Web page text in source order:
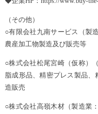
（その他）
○有限会社九南サービス（製
農産加工物製造及び販売等
○株式会社松尾宮崎（仮称
脂成形品、精密プレス製品
造販売
○株式会社高嶺木材（製造